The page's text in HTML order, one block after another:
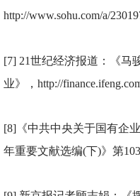
http://www.sohu.com/a/
[7] 21世纪经济报道：《马
业》，http://
[8] 《中共中央关于国有企
年重要文献选编(下)》第